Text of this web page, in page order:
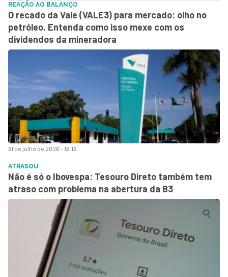
31 de julho de 2026 - 13:13
REAÇÃO AO BALANÇO
O recado da Vale (VALE3) para mercado: olho no
petróleo. Entenda como isso mexe com os
dividendos da mineradora
ATRASOU
Não é só o Ibovespa: Tesouro Direto também tem
atraso com problema na abertura da B3